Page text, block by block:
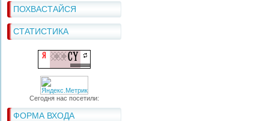
ПОХВАСТАЙСЯ
СТАТИСТИКА
Сегодня нас посетили:
ФОРМА ВХОДА